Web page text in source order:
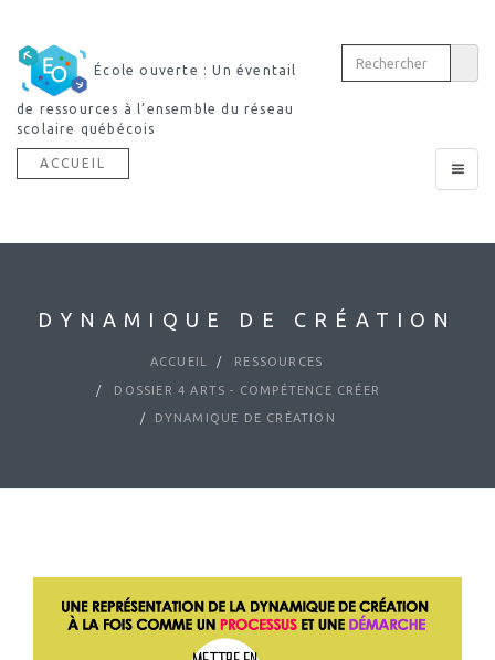
École ouverte : Un éventail
de ressources à l’ensemble du réseau
scolaire québécois
Toggle
ACCUEIL
DYNAMIQUE DE CRÉATION
ACCUEIL RESSOURCES
DOSSIER 4 ARTS - COMPÉTENCE CRÉER
DYNAMIQUE DE CRÉATION